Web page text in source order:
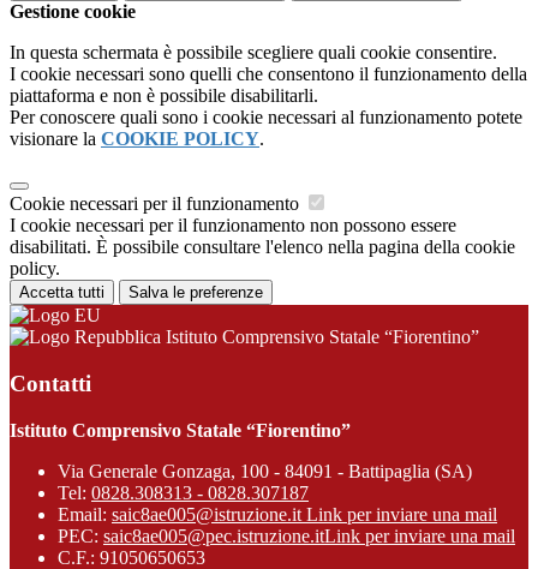
Gestione cookie
In questa schermata è possibile scegliere quali cookie consentire.
I cookie necessari sono quelli che consentono il funzionamento della
piattaforma e non è possibile disabilitarli.
Per conoscere quali sono i cookie necessari al funzionamento potete
visionare la COOKIE POLICY.
Cookie necessari per il funzionamento
I cookie necessari per il funzionamento non possono essere
disabilitati. È possibile consultare l'elenco nella pagina della cookie
policy.
Accetta tutti Salva le preferenze
Istituto Comprensivo Statale “Fiorentino”
Contatti
Istituto Comprensivo Statale “Fiorentino”
Via Generale Gonzaga, 100 - 84091 - Battipaglia (SA)
Tel: 0828.308313 - 0828.307187
Email: saic8ae005@istruzione.it Link per inviare una mail
PEC: saic8ae005@pec.istruzione.itLink per inviare una mail
C.F.: 91050650653